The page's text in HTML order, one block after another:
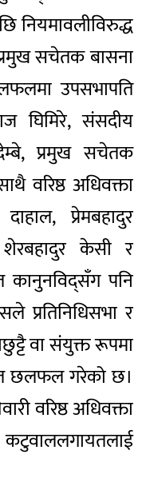
प्रमुख सचेतक बासना
उपसभापति
घिमिरे, संसदीय
प्रमुख सचेतक
वरिष्ठ अधिवक्ता
प्रेमबहादुर
केसी र
कानुनविद्सँग पनि
प्रतिनिधिसभा र
वा संयुक्त रूपमा
छलफल गरेको छ।
वरिष्ठ अधिवक्ता
कटुवाललगायतलाई